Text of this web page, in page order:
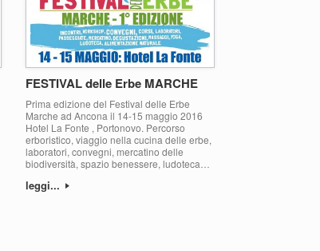
FESTIVAL delle Erbe MARCHE
Prima edizione del Festival delle Erbe
Marche ad Ancona il 14-15 maggio 2016
Hotel La Fonte , Portonovo. Percorso
erboristico, viaggio nella cucina delle erbe,
laboratori, convegni, mercatino delle
biodiversità, spazio benessere, ludoteca…
leggi...